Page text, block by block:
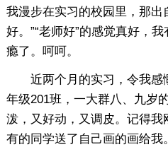
我漫步在实习的校园里，那出
好。”“老师好”的感觉真好，
瘾了。呵呵。
近两个月的实习，令我感
年级201班，一大群八、九岁
泼，又好动，又调皮。记得
有的同学送了自己画的画给我